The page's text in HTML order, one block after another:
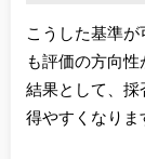
こうした基準
も評価の方向性
結果として、採
得やすくなりま